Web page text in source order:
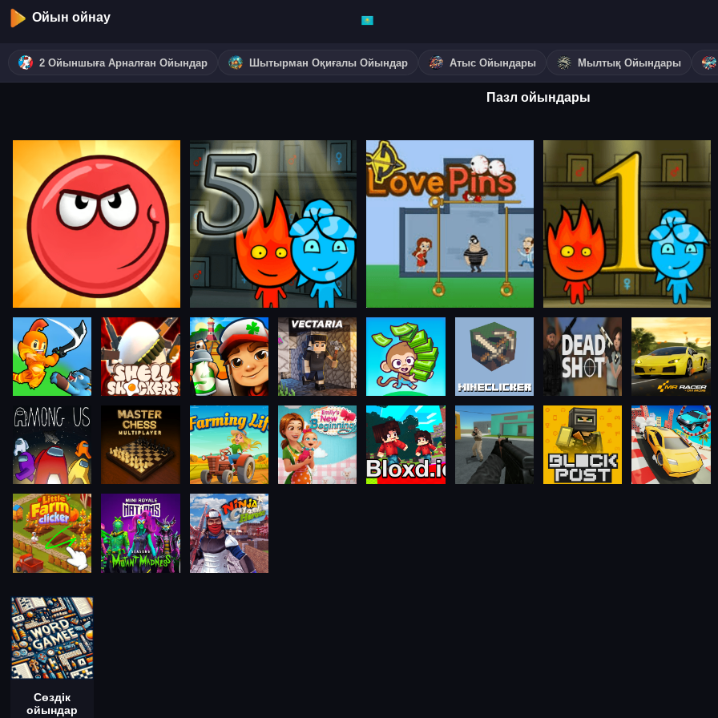
Ойын ойнау
2 Ойыншыға Арналған Ойындар Шытырман Оқиғалы Ойындар Атыс Ойындары Мылтық Ойындары
Пазл ойындары
Сөздік
ойындар